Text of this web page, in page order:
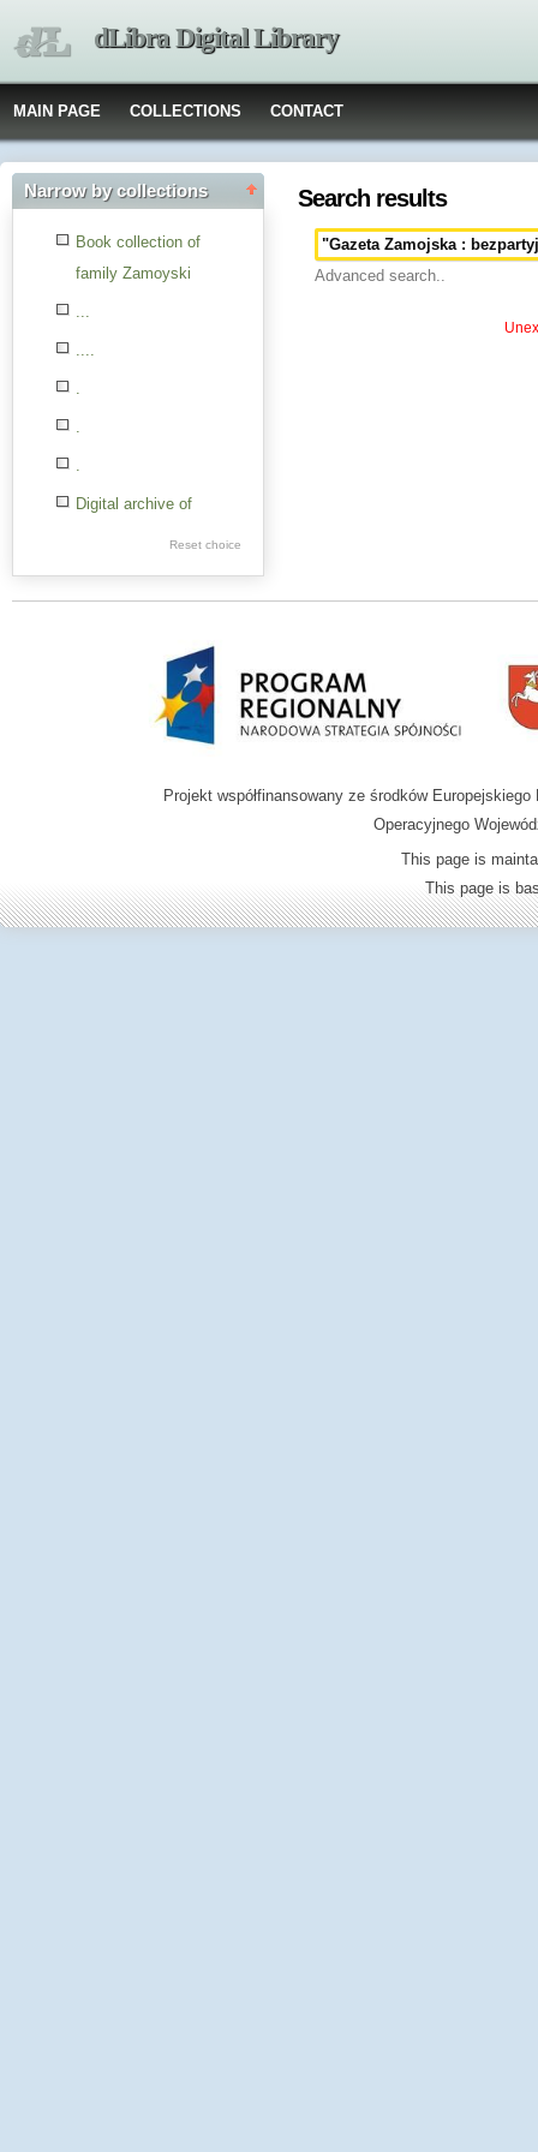
dLibra Digital Library
MAIN PAGE COLLECTIONS CONTACT
Narrow by collections
Book collection of
family Zamoyski
...
....
.
.
.
Digital archive of
Reset choice
Search results
Advanced search..
Projekt współfinansowany ze środków
Operacyjnego
This page is
This page is